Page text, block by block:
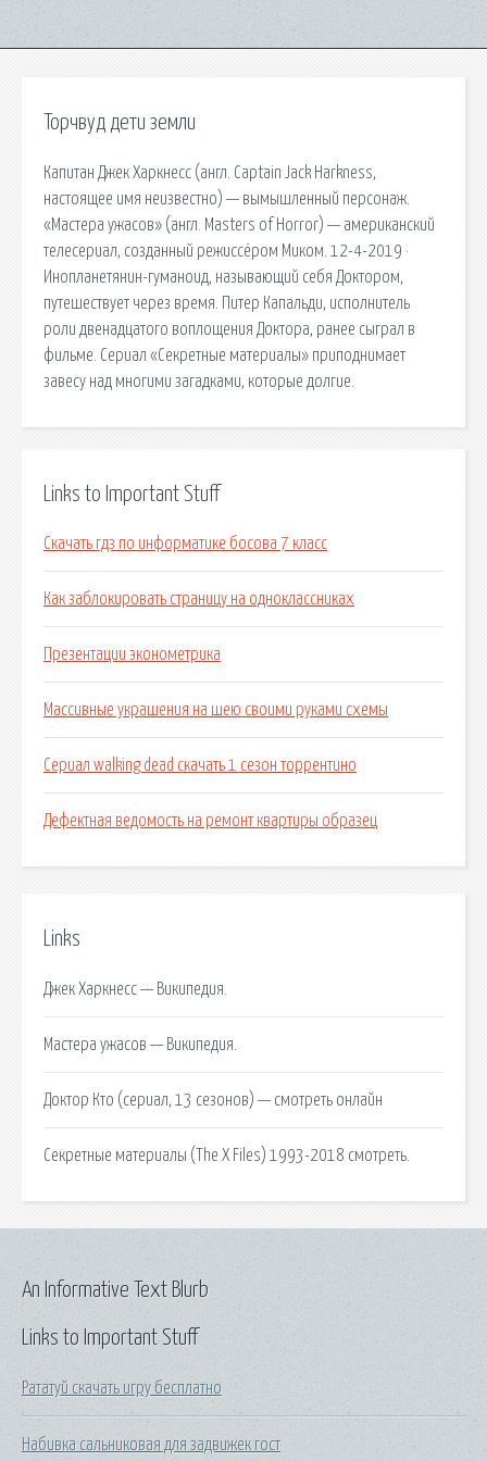
Торчвуд дети земли
Капитан Джек Харкнесс (англ. Captain Jack Harkness,
настоящее имя неизвестно) — вымышленный персонаж.
«Мастера ужасов» (англ. Masters of Horror) — американский
телесериал, созданный режиссёром Миком. 12-4-2019 ·
Инопланетянин-гуманоид, называющий себя Доктором,
путешествует через время. Питер Капальди, исполнитель
роли двенадцатого воплощения Доктора, ранее сыграл в
фильме. Сериал «Секретные материалы» приподнимает
завесу над многими загадками, которые долгие.
Links to Important Stuff
Скачать гдз по информатике босова 7 класс
Как заблокировать страницу на одноклассниках
Презентации эконометрика
Массивные украшения на шею своими руками схемы
Сериал walking dead скачать 1 сезон торрентино
Дефектная ведомость на ремонт квартиры образец
Links
Джек Харкнесс — Википедия.
Мастера ужасов — Википедия.
Доктор Кто (сериал, 13 сезонов) — смотреть онлайн
Секретные материалы (The X Files) 1993-2018 смотреть.
Links to Important Stuff
Рататуй скачать игру бесплатно
Набивка сальниковая для задвижек гост
An Informative Text Blurb